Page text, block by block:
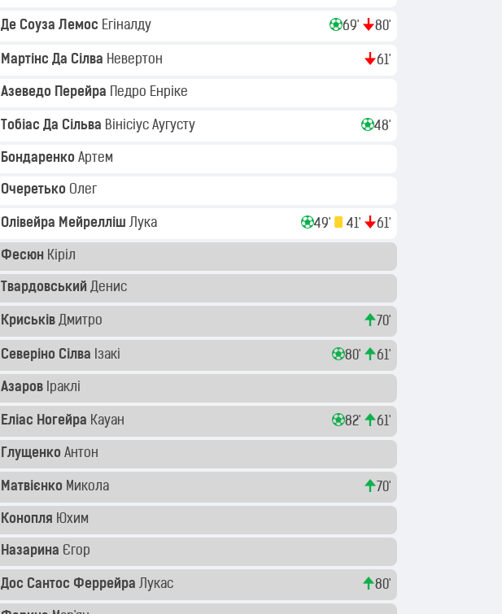
Де Соуза Лемос Егіналду 69' 80'
Мартінс Да Сілва Невертон 61'
Азеведо Перейра Педро Енріке
Тобіас Да Сільва Вінісіус Аугусту 48'
Бондаренко Артем
Очеретько Олег
Олівейра Мейрелліш Лука 49' 41' 61'
Фесюн Кіріл
Твардовський Денис
Криськів Дмитро 70'
Северіно Сілва Ізакі 80' 61'
Азаров Іраклі
Еліас Ногейра Кауан 82' 61'
Глущенко Антон
Матвієнко Микола 70'
Конопля Юхим
Назарина Єгор
Дос Сантос Феррейра Лукас 80'